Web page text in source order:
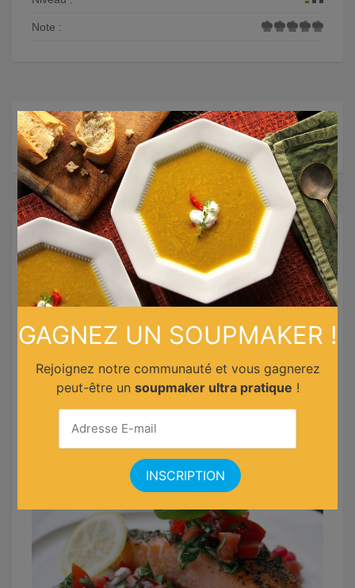
Note :
Recettes similaires
Sole aux câpres et tomates cerises
GAGNEZ UN SOUPMAKER !
Rejoignez notre communauté et vous gagnerez
peut-être un soupmaker ultra pratique !
×